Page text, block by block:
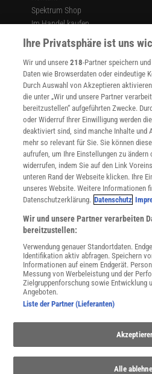
Spektrum Shop
Im Handel kaufen
Presse
Verträge kündigen
Widerruf
INFO
Mediadaten
Datenschutz
Nutzungsbedingungen
Cookie-Einstellungen
Utiq verwalten
Nutzungsbasierte Onlinewerbung
Alle Artikel
Impressum
Angebote für Schulen
Angebote für Institutionen
Sprachen lernen mit Gymglish
Lexika
Für Spektrum schreiben
Zugänglichkeitserklärung
WEBSEITEN
KielSCN
Wissenschaft in die Schulen
SciLogs
Ihre Privatsphäre ist uns
Wir und unsere218-Partner speichern
Daten wie Browserdaten oder eindeutige
Durch Auswahl von Akzeptieren
die unter „Wir und unsere Partner
bereitzustellen“ aufgeführten Zwecke.
oder Widerruf Ihrer Einwilligung werden
deaktiviert sind, sind manche Inhalte und
mehr so relevant für Sie. Sie können
aufrufen, um Ihre Einstellungen zu ändern
widerrufen, indem Sie auf den Link
unteren Rand der Webseite klicken. Ihre
unseres Website. Weitere Informationen
Datenschutzerklärung. Datenschutz
Wir und unsere Partner verarbeiten
bereitzustellen:
Verwendung genauer Standortdaten.
Identifikation aktiv abfragen. Speichern
Informationen auf einem Endgerät.
Messung von Werbeleistung und der
Zielgruppenforschung sowie Entwicklung
Angeboten.
Liste der Partner (Lieferanten)
Alle